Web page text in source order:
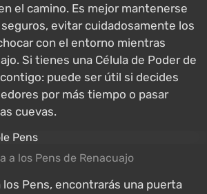
el camino. Es mejor mantenerse
evitar cuidadosamente los
con el entorno mientras
Si tienes una Célula de Poder de
puede ser útil si decides
por más tiempo o pasar
cuevas.
a los Pens de Renacuajo
los Pens, encontrarás una puerta